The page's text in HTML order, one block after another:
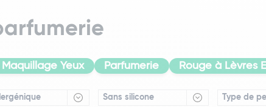
Maquillage Yeux Parfumerie Rouge à Lèvres
Sans silicone Type de